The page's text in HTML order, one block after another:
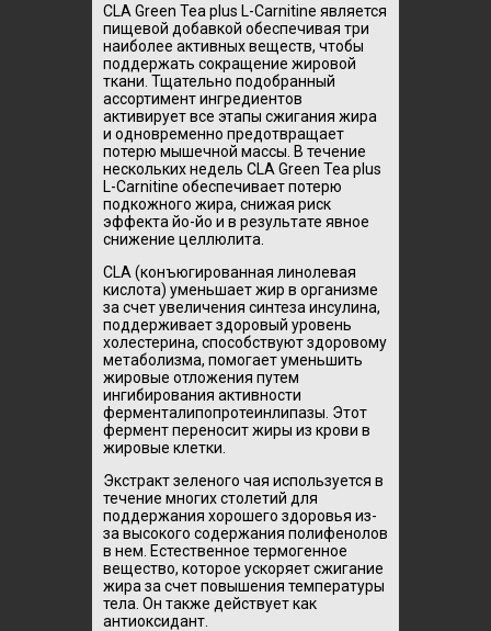
CLA Green Tea plus L-Carnitine является
пищевой добавкой обеспечивая три
наиболее активных веществ, чтобы
поддержать сокращение жировой
ткани. Тщательно подобранный
ассортимент ингредиентов
активирует все этапы сжигания жира
и одновременно предотвращает
потерю мышечной массы. В течение
нескольких недель CLA Green Tea plus
L-Carnitine обеспечивает потерю
подкожного жира, снижая риск
эффекта йо-йо и в результате явное
снижение целлюлита.
CLA (конъюгированная линолевая
кислота) уменьшает жир в организме
за счет увеличения синтеза инсулина,
поддерживает здоровый уровень
холестерина, способствуют здоровому
метаболизма, помогает уменьшить
жировые отложения путем
ингибирования активности
ферменталипопротеинлипазы. Этот
фермент переносит жиры из крови в
жировые клетки.
Экстракт зеленого чая используется в
течение многих столетий для
поддержания хорошего здоровья из-
за высокого содержания полифенолов
в нем. Естественное термогенное
вещество, которое ускоряет сжигание
жира за счет повышения температуры
тела. Он также действует как
антиоксидант.